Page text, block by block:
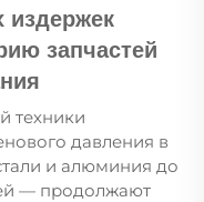
издержек
запчастей
техники
давления в
и алюминия до
— продолжают